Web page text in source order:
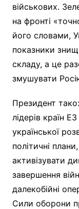
військових.
на фронті
його словами,
показники
складу, а це
змушувати
Президент
лідерів країн
української
політичні
активізувати
завершення
далекобійні
Сили оборони